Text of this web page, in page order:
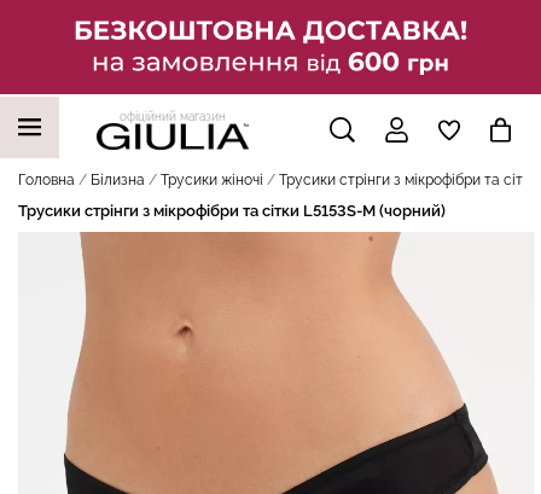
офіційний магазин
Головна Білизна Трусики жіночі Трусики стрінги з мікрофібри та
Трусики стрінги з мікрофібри та сітки L5153S-M (чорний)
НАШІ ТРЕНДОВІ ТОВАРИ